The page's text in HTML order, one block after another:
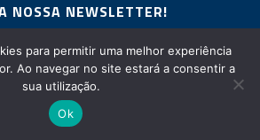
NOSSA NEWSLETTER!
All Rights Reserved © 2017
para permitir uma melhor experiência
Ao navegar no site estará a consentir a
sua utilização.
Ok